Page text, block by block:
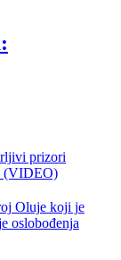
prizori
(VIDEO)
Oluje koji je
oslobođenja